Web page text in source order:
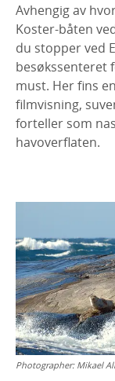
Avhengig av
Koster-båten
du stopper ved
besøkssenteret
must. Her fins
filmvisning,
forteller som
havoverflaten.
Photographer: Mikael